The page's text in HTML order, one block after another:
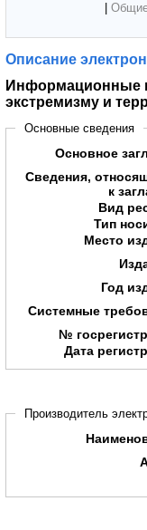
Описание
Информационные
экстремизму и
Основные сведения
Основное
Сведения,
к
Вид
Тип
Место
Год
Системные
№
Дата
Производитель